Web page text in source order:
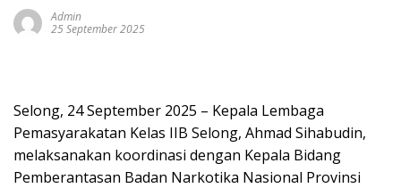
Admin
25 September 2025
Selong, 24 September 2025 – Kepala Lembaga
Pemasyarakatan Kelas IIB Selong, Ahmad Sihabudin,
melaksanakan koordinasi dengan Kepala Bidang
Pemberantasan Badan Narkotika Nasional Provinsi